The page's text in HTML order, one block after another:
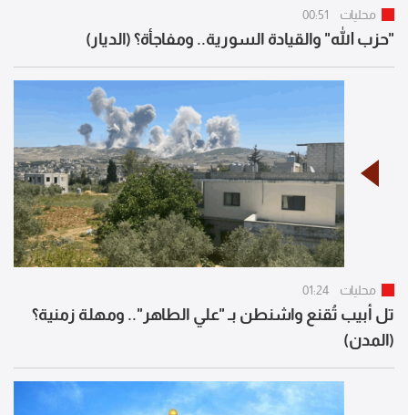
محليات 00:51
"حزب الله" والقيادة السورية.. ومفاجأة؟ (الديار)
محليات 01:24
تل أبيب تُقنع واشنطن بـ "علي الطاهر".. ومهلة زمنية؟
(المدن)